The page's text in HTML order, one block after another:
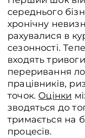
середнього
хронічну
рахувалися в
сезонності.
входять
переривання
працівників,
точок. Оцінки
зводяться до
тримається на
процесів.